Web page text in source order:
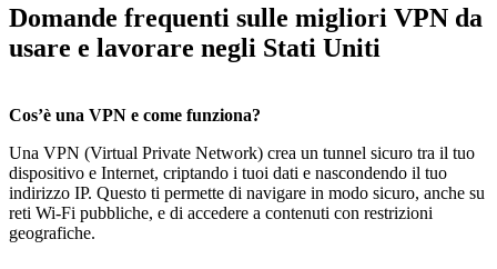
Domande frequenti sulle migliori VPN da
usare e lavorare negli Stati Uniti
Cos’è una VPN e come funziona?
Una VPN (Virtual Private Network) crea un tunnel sicuro tra il tuo
dispositivo e Internet, criptando i tuoi dati e nascondendo il tuo
indirizzo IP. Questo ti permette di navigare in modo sicuro, anche su
reti Wi-Fi pubbliche, e di accedere a contenuti con restrizioni
geografiche.